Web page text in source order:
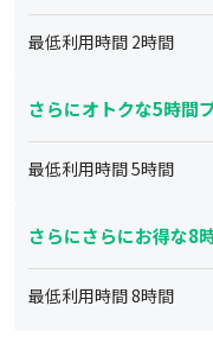
最低利用時間 2時間
さらにオトクな5時間
最低利用時間5時間
さらにさらにお得な8
最低利用時間8時間